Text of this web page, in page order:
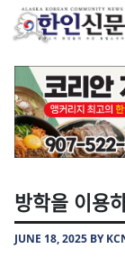
방학을
JUNE 18, 2025 BY